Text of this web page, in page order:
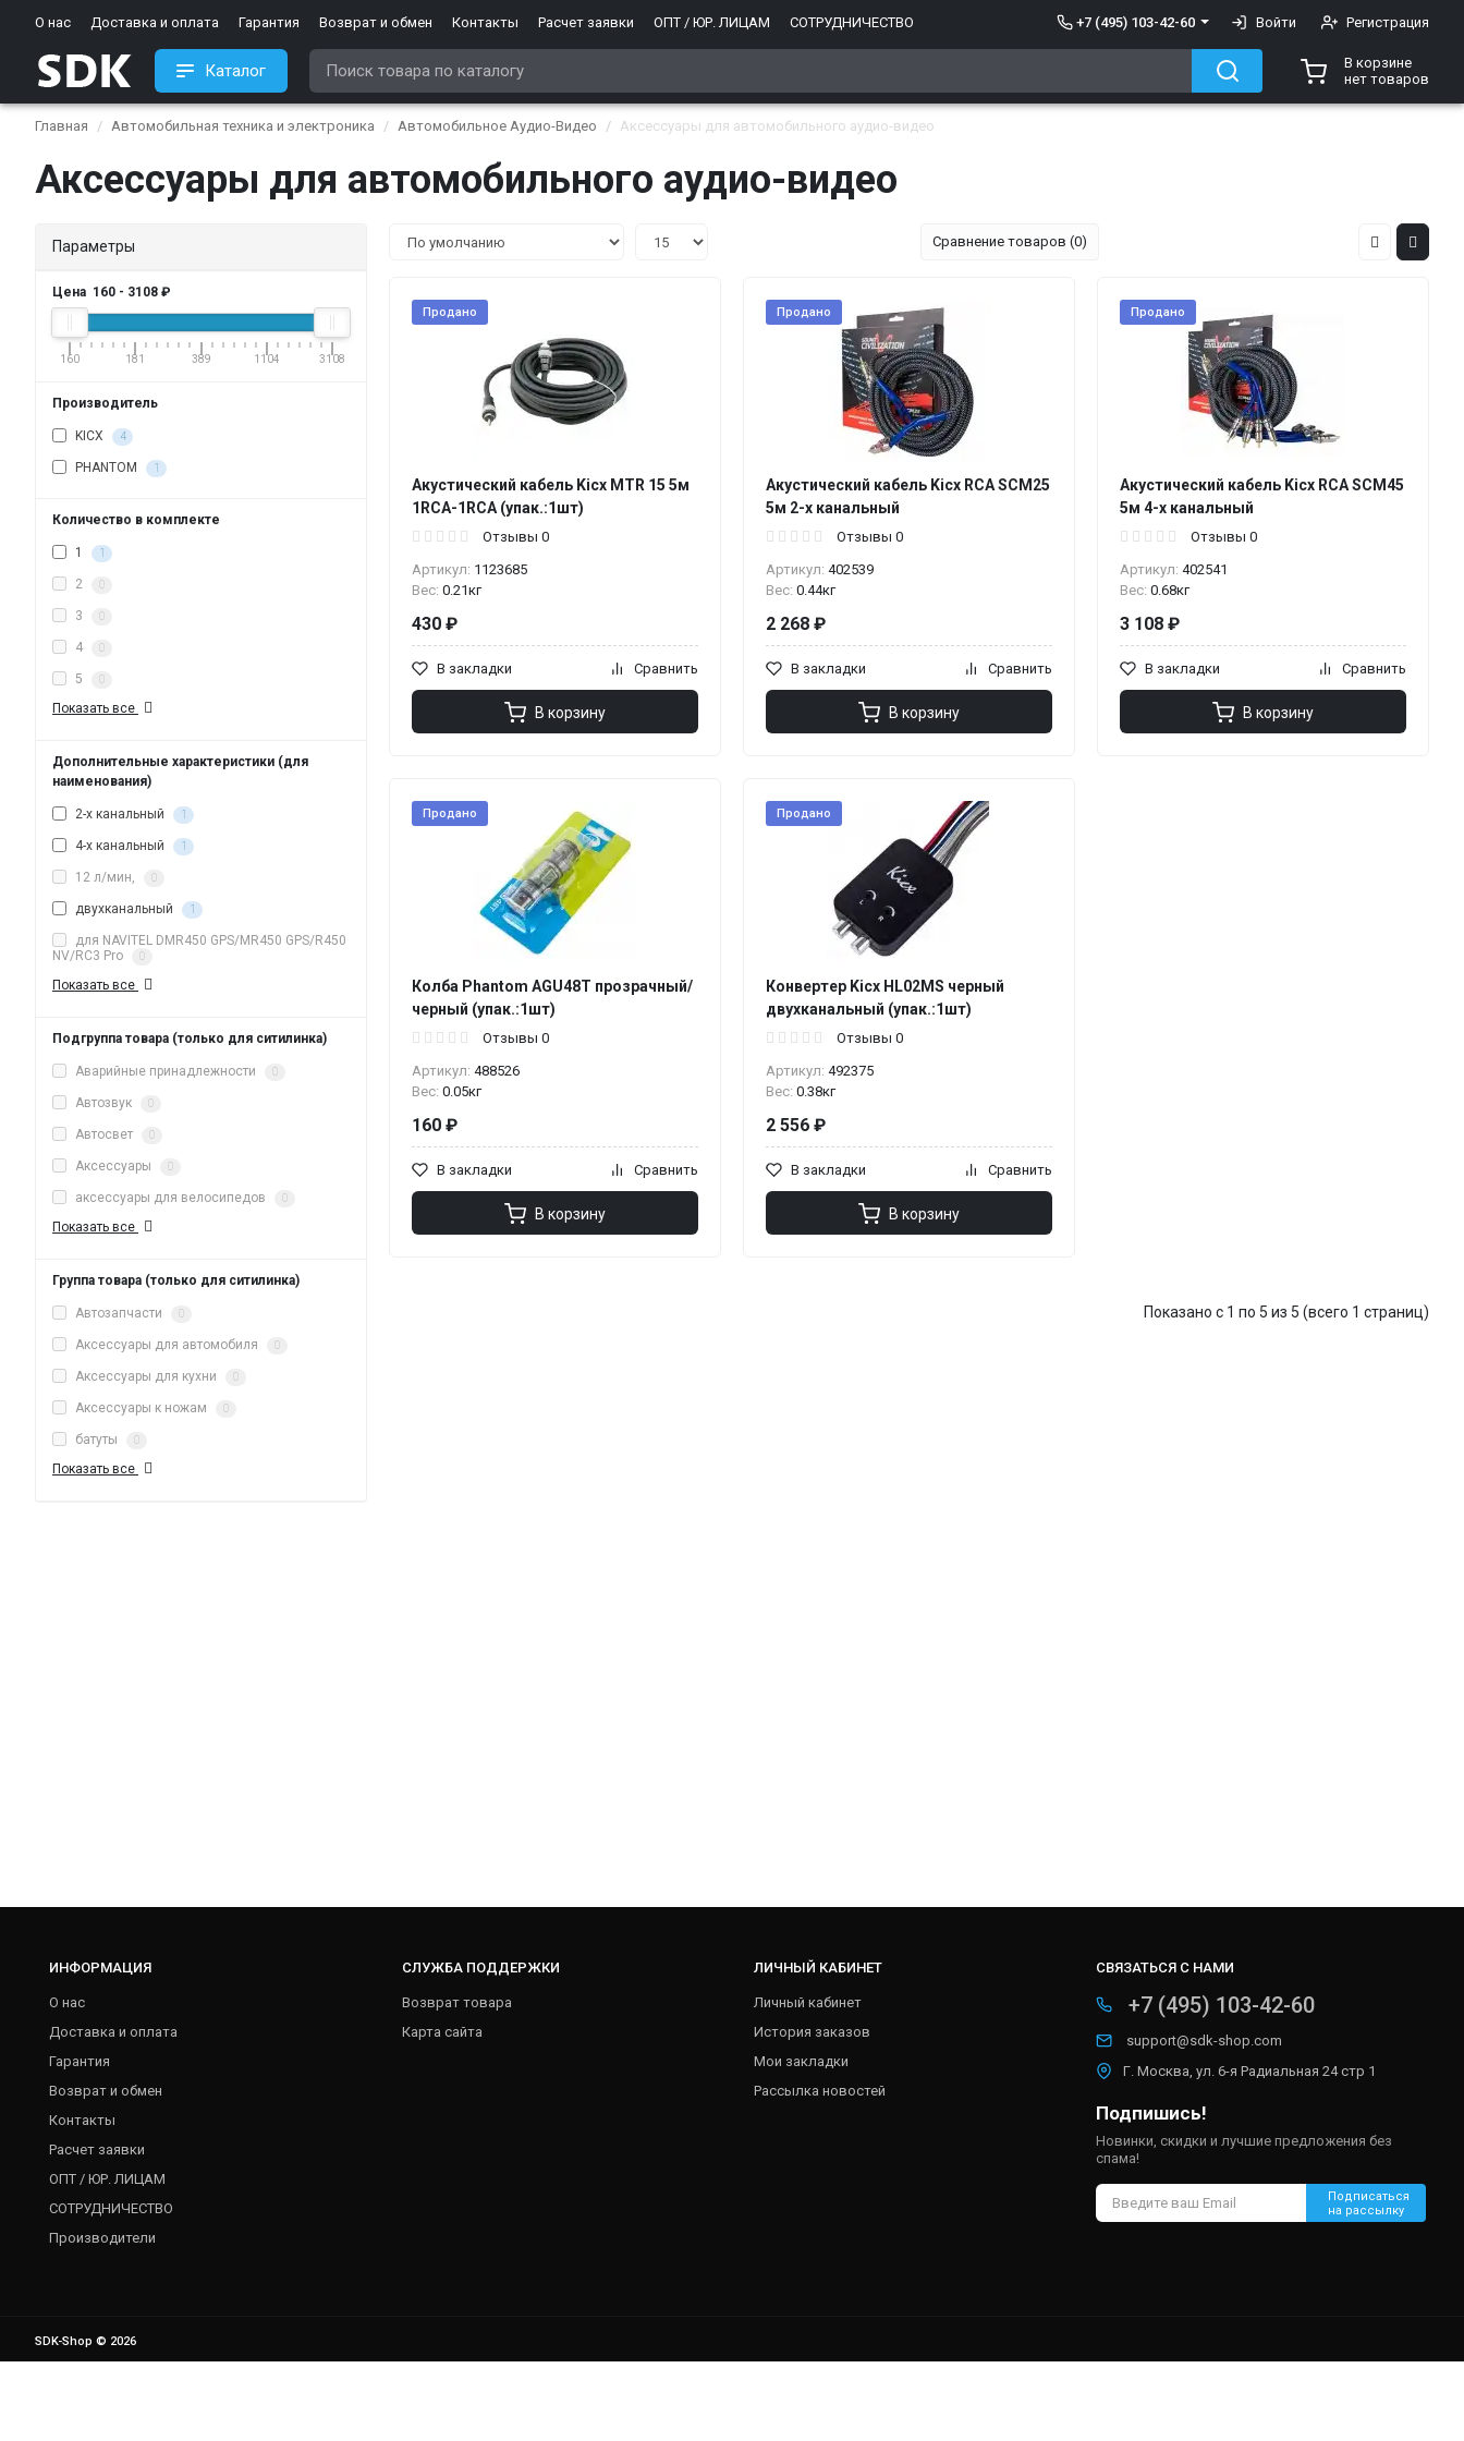
О нас Доставка и оплата Гарантия Возврат и обмен Контакты Расчет заявки ОПТ / ЮР. ЛИЦАМ СОТРУДНИЧЕСТВО +7 (495) 103-42-60 Войти Регистрация
Каталог
В корзине
нет товаров
Главная Автомобильная техника и электроника Автомобильное Аудио-Видео Аксессуары для автомобильного аудио-видео
Аксессуары для автомобильного аудио-видео
Параметры
Цена 160 - 3108 ₽
160 181 389 1104 3108
Производитель
KICX 4
PHANTOM 1
Количество в комплекте
1 1
2 0
3 0
4 0
5 0
Показать все
Дополнительные характеристики (для
наименования)
2-х канальный 1
4-х канальный 1
12 л/мин, 0
двухканальный 1
для NAVITEL DMR450 GPS/MR450 GPS/R450
NV/RC3 Pro
0
Показать все
Подгруппа товара (только для ситилинка)
Аварийные принадлежности 0
Автозвук 0
Автосвет 0
Аксессуары 0
аксессуары для велосипедов 0
Показать все
Группа товара (только для ситилинка)
Автозапчасти 0
Аксессуары для автомобиля 0
Аксессуары для кухни 0
Аксессуары к ножам 0
батуты 0
Показать все
Сравнение товаров (0)
Продано
Акустический кабель Kicx MTR 15 5м
1RCA-1RCA (упак.:1шт)
Отзывы 0
Артикул: 1123685
Вес: 0.21кг
430 ₽
В закладки Сравнить
В корзину
Продано
Акустический кабель Kicx RCA SCM25
5м 2-х канальный
Отзывы 0
Артикул: 402539
Вес: 0.44кг
2 268 ₽
В закладки Сравнить
В корзину
Продано
Акустический кабель Kicx RCA SCM45
5м 4-х канальный
Отзывы 0
Артикул: 402541
Вес: 0.68кг
3 108 ₽
В закладки Сравнить
В корзину
Продано
Колба Phantom AGU48T прозрачный/
черный (упак.:1шт)
Отзывы 0
Артикул: 488526
Вес: 0.05кг
160 ₽
В закладки Сравнить
В корзину
Продано
Конвертер Kicx HL02MS черный
двухканальный (упак.:1шт)
Отзывы 0
Артикул: 492375
Вес: 0.38кг
2 556 ₽
В закладки Сравнить
В корзину
Показано с 1 по 5 из 5 (всего 1 страниц)
ИНФОРМАЦИЯ
О нас
Доставка и оплата
Гарантия
Возврат и обмен
Контакты
Расчет заявки
ОПТ / ЮР. ЛИЦАМ
СОТРУДНИЧЕСТВО
Производители
СЛУЖБА ПОДДЕРЖКИ
Возврат товара
Карта сайта
ЛИЧНЫЙ КАБИНЕТ
Личный кабинет
История заказов
Мои закладки
Рассылка новостей
СВЯЗАТЬСЯ С НАМИ
+7 (495) 103-42-60
support@sdk-shop.com
Г. Москва, ул. 6-я Радиальная 24 стр 1
Подпишись!
Новинки, скидки и лучшие предложения без
спама!
SDK-Shop © 2026